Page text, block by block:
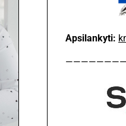
Apsilankyti: